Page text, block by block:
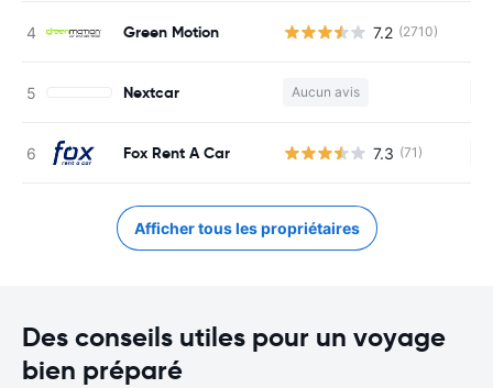
Green Motion 7.2 (2710)
Nextcar Aucun avis
Fox Rent A Car 7.3 (71)
Afficher tous les propriétaires
Des conseils utiles pour un voyage
bien préparé